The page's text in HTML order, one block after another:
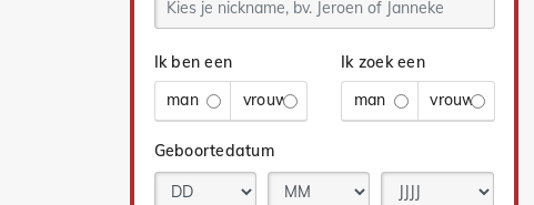
Ik ben een
man
vrouw
Ik zoek een
man
vrouw
Geboortedatum